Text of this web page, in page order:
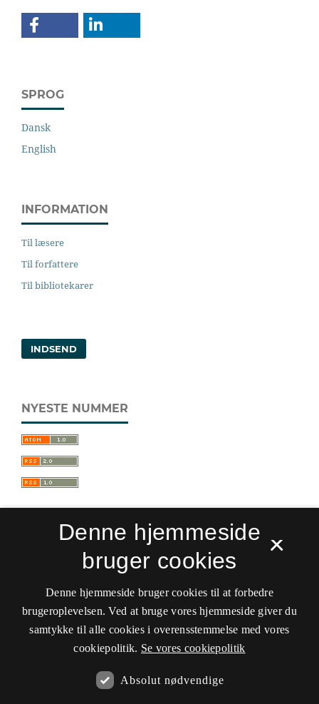
SPROG
Dansk
English
INFORMATION
Til læsere
Til forfattere
Til bibliotekarer
INDSEND
NYESTE NUMMER
Sprogforum. Tidsskrift for sprog- og
kulturpædagogik
ISSN 0909-9328 (Trykt)
ISSN 1399-8617 (Online)
Tilgængelighedserklæring
Det Kgl. Bibliotek
×
Denne hjemmeside
bruger cookies
Denne hjemmeside bruger cookies til at forbedre
brugeroplevelsen. Ved at bruge vores hjemmeside giver du
samtykke til alle cookies i overensstemmelse med vores
cookiepolitik. Se vores cookiepolitik
Absolut nødvendige